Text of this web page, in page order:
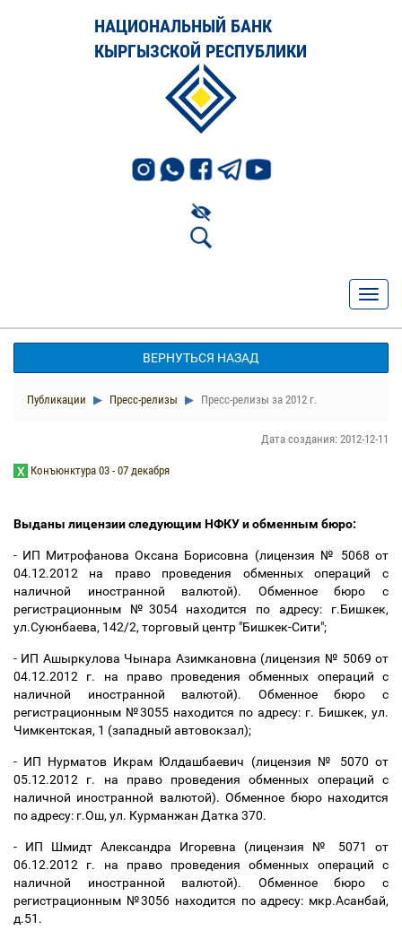
НАЦИОНАЛЬНЫЙ БАНК
КЫРГЫЗСКОЙ РЕСПУБЛИКИ
ВЕРНУТЬСЯ НАЗАД
Публикации Пресс-релизы Пресс-релизы за 2012 г.
Дата создания: 2012-12-11
Конъюнктура 03 - 07 декабря
Выданы лицензии следующим НФКУ и обменным бюро:
- ИП Митрофанова Оксана Борисовна (лицензия № 5068 от
04.12.2012 на право проведения обменных операций с
наличной иностранной валютой). Обменное бюро с
регистрационным №3054 находится по адресу: г.Бишкек,
ул.Суюнбаева, 142/2, торговый центр "Бишкек-Сити";
- ИП Ашыркулова Чынара Азимкановна (лицензия № 5069 от
04.12.2012 г. на право проведения обменных операций с
наличной иностранной валютой). Обменное бюро с
регистрационным №3055 находится по адресу: г. Бишкек, ул.
Чимкентская, 1 (западный автовокзал);
- ИП Нурматов Икрам Юлдашбаевич (лицензия № 5070 от
05.12.2012 г. на право проведения обменных операций с
наличной иностранной валютой). Обменное бюро находится
по адресу: г.Ош, ул. Курманжан Датка 370.
- ИП Шмидт Александра Игоревна (лицензия № 5071 от
06.12.2012 г. на право проведения обменных операций с
наличной иностранной валютой). Обменное бюро с
регистрационным №3056 находится по адресу: мкр.Асанбай,
д.51.